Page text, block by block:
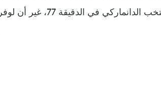
التعادل للمنتخب